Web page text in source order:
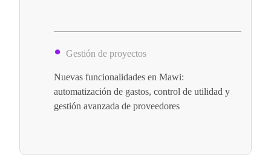
Gestión de proyectos
Nuevas funcionalidades en Mawi:
automatización de gastos, control de utilidad y
gestión avanzada de proveedores